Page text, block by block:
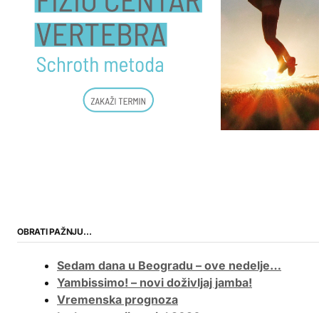
OBRATI PAŽNJU…
Sedam dana u Beogradu – ove nedelje…
Yambissimo! – novi doživljaj jamba!
Vremenska prognoza